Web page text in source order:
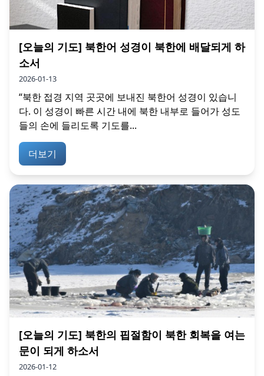
[오늘의 기도] 북한어 성경이 북한에 배달되게 하
소서
2026-01-13
“북한 접경 지역 곳곳에 보내진 북한어 성경이 있습니
다. 이 성경이 빠른 시간 내에 북한 내부로 들어가 성도
들의 손에 들리도록 기도를...
더보기
[오늘의 기도] 북한의 핍절함이 북한 회복을 여는
문이 되게 하소서
2026-01-12